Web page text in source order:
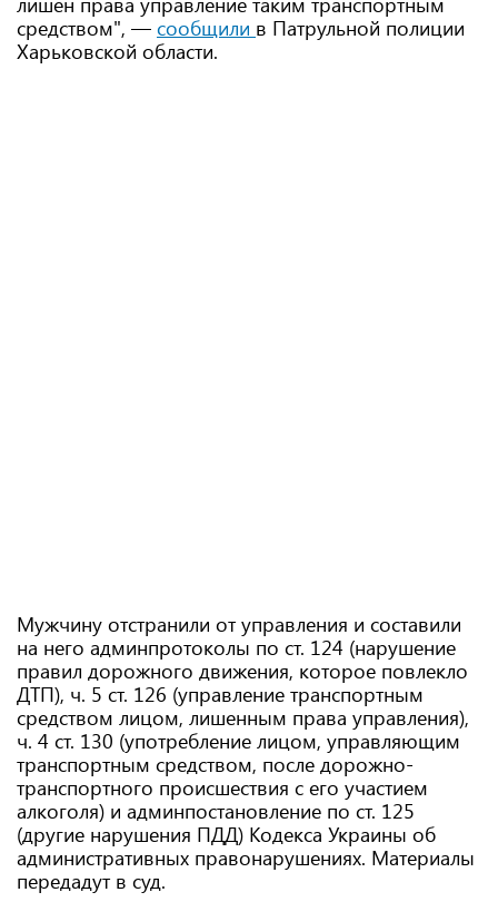
средством", — сообщили в Патрульной полиции
Харьковской области.
Мужчину отстранили от управления и составили
на него админпротоколы по ст. 124 (нарушение
правил дорожного движения, которое повлекло
ДТП), ч. 5 ст. 126 (управление транспортным
средством лицом, лишенным права управления),
ч. 4 ст. 130 (употребление лицом, управляющим
транспортным средством, после дорожно-
транспортного происшествия с его участием
алкоголя) и админпостановление по ст. 125
(другие нарушения ПДД) Кодекса Украины об
административных правонарушениях. Материалы
передадут в суд.